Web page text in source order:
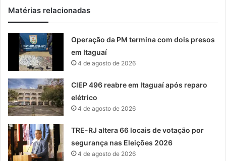
Matérias relacionadas
Operação da PM termina com dois presos
em Itaguaí
4 de agosto de 2026
CIEP 496 reabre em Itaguaí após reparo
elétrico
4 de agosto de 2026
TRE-RJ altera 66 locais de votação por
segurança nas Eleições 2026
4 de agosto de 2026